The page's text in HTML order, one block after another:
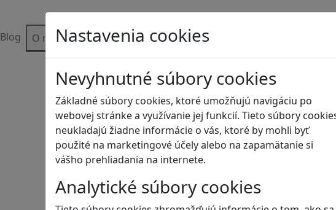
Blog O násNastavenia cookies
Nevyhnutné súbory cookies
Základné súbory cookies, ktoré umožňujú navigáciu po
webovej stránke a využívanie jej funkcií. Tieto súbory
neukladajú žiadne informácie o vás, ktoré by mohli byť
použité na marketingové účely alebo na zapamätanie si
vášho prehliadania na internete.
Analytické súbory cookies
Blog